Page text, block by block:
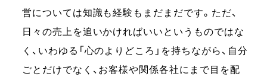
営については知識も経験もまだまだです。ただ、
日々の売上を追いかければいいというものではな
く、いわゆる「心のよりどころ」を持ちながら、自分
ごとだけでなく、お客様や関係各社にまで目を配